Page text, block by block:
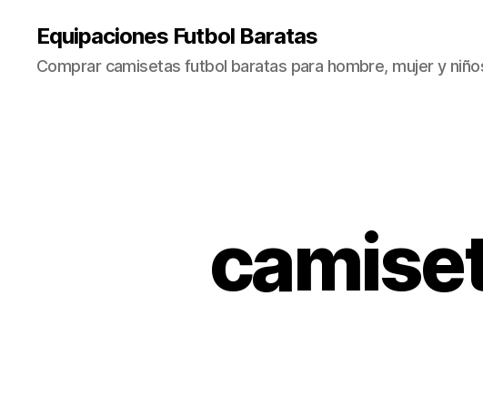
Equipaciones Futbol Baratas
Comprar camisetas futbol baratas para hombre, mujer y